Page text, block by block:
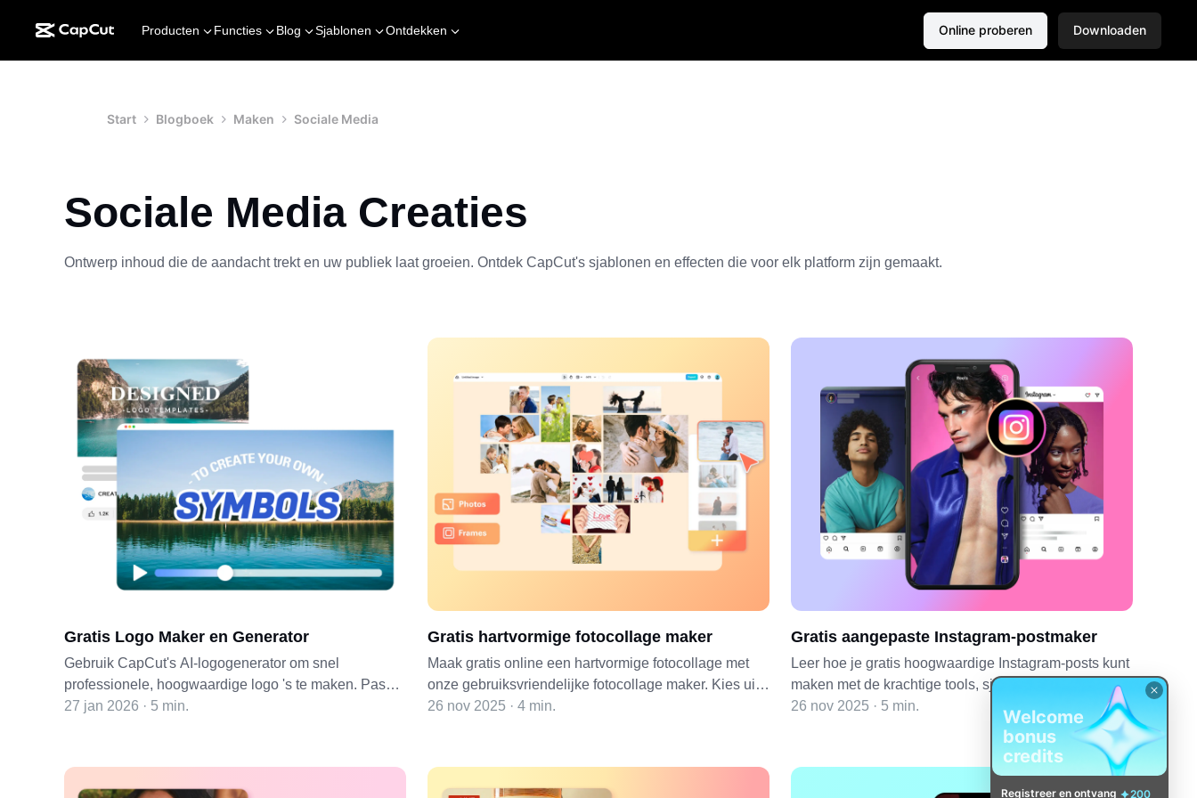
Producten Functies Blog Sjablonen Ontdekken Online proberen Downloaden
Start Blogboek Maken Sociale Media
Sociale Media Creaties
Ontwerp inhoud die de aandacht trekt en uw publiek laat groeien. Ontdek CapCut's sjablonen en effecten die voor elk platform zijn gemaakt.
Gratis Logo Maker en Generator
Gebruik CapCut's AI-logogenerator om snel
professionele, hoogwaardige logo 's te maken. Pas
stijlen en lettertypen eenvoudig aan, geen
27 jan 2026 · 5 min.
Gratis hartvormige fotocollage maker
Maak gratis online een hartvormige fotocollage met
onze gebruiksvriendelijke fotocollage maker. Kies uit
meer dan 300 gratis sjablonen en pas je foto's aan in
26 nov 2025 · 4 min.
Gratis aangepaste Instagram-postmaker
Leer hoe je gratis hoogwaardige Instagram-posts kunt
maken met de krachtige tools, sjablonen en AI-
functies van CapCut. Ontwerp, bewerk en deel
eenvoudig opvallende content met je publiek.
26 nov 2025 · 5 min.
Welcome
bonus
credits
Registreer en ontvang 200